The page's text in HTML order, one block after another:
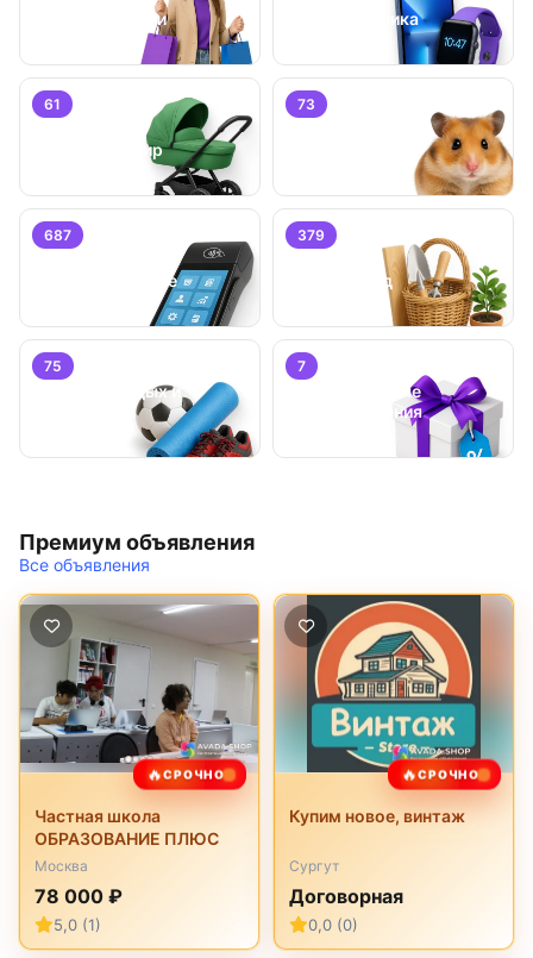
Личные вещи Электроника
61
Детский мир
73
687
Оборудование
379
Дом и сад
75
Хобби, отдых и
7
Специальные
предложения
Премиум объявления
Все объявления
🔥СРОЧНО
Частная школа
ОБРАЗОВАНИЕ ПЛЮС
Москва
78 000 ₽
5,0 (1)
🔥СРОЧНО
Купим новое, винтаж
Сургут
Договорная
0,0 (0)